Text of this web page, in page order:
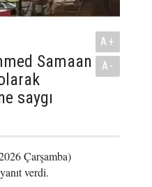
Samaan
saygı
A+
A-
Çarşamba)
verdi.